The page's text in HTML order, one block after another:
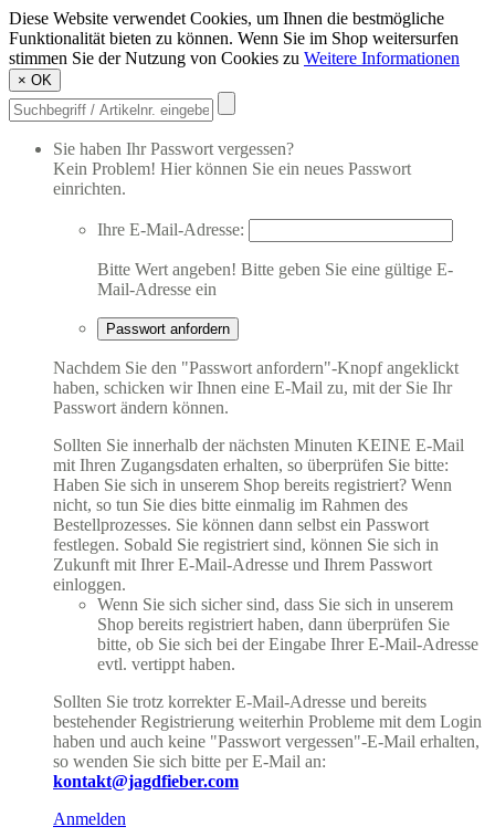
Diese Website verwendet Cookies, um Ihnen die bestmögliche
Funktionalität bieten zu können. Wenn Sie im Shop weitersurfen
stimmen Sie der Nutzung von Cookies zu Weitere Informationen
× OK
Sie haben Ihr Passwort vergessen?
Kein Problem! Hier können Sie ein neues Passwort
einrichten.
Ihre E-Mail-Adresse:
Bitte Wert angeben! Bitte geben Sie eine gültige E-
Mail-Adresse ein
Passwort anfordern
Nachdem Sie den "Passwort anfordern"-Knopf angeklickt
haben, schicken wir Ihnen eine E-Mail zu, mit der Sie Ihr
Passwort ändern können.
Sollten Sie innerhalb der nächsten Minuten KEINE E-Mail
mit Ihren Zugangsdaten erhalten, so überprüfen Sie bitte:
Haben Sie sich in unserem Shop bereits registriert? Wenn
nicht, so tun Sie dies bitte einmalig im Rahmen des
Bestellprozesses. Sie können dann selbst ein Passwort
festlegen. Sobald Sie registriert sind, können Sie sich in
Zukunft mit Ihrer E-Mail-Adresse und Ihrem Passwort
einloggen.
Wenn Sie sich sicher sind, dass Sie sich in unserem
Shop bereits registriert haben, dann überprüfen Sie
bitte, ob Sie sich bei der Eingabe Ihrer E-Mail-Adresse
evtl. vertippt haben.
Sollten Sie trotz korrekter E-Mail-Adresse und bereits
bestehender Registrierung weiterhin Probleme mit dem Login
haben und auch keine "Passwort vergessen"-E-Mail erhalten,
so wenden Sie sich bitte per E-Mail an:
kontakt@jagdfieber.com
Anmelden